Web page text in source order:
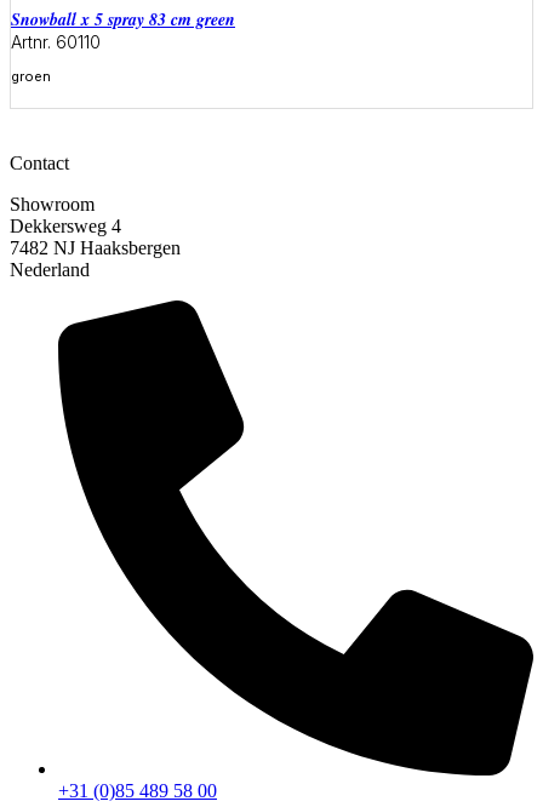
snowball x 5 spray 83 cm green
Artnr. 60110
groen
Meer informatie
Contact
Showroom
Dekkersweg 4
7482 NJ Haaksbergen
Nederland
+31 (0)85 489 58 00